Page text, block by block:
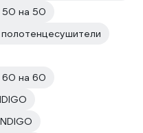
50 на 50
60 на 60